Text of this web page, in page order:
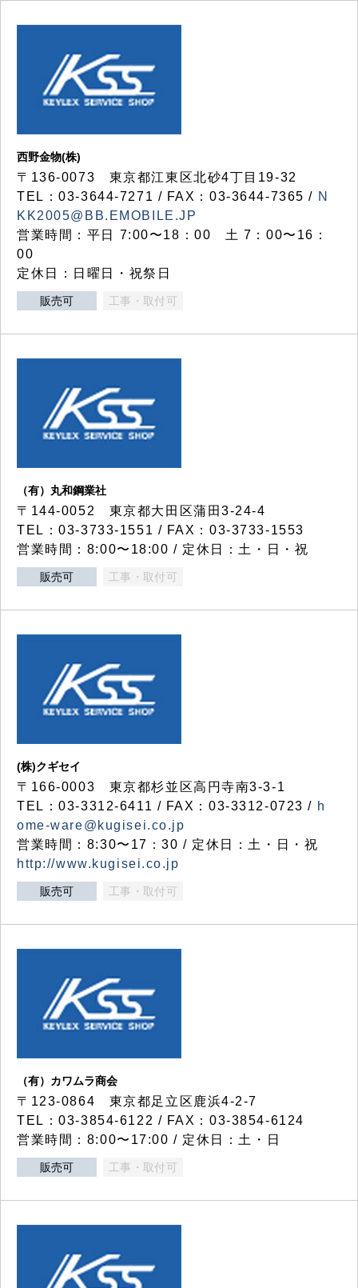
西野金物(株)
〒136-0073 東京都江東区北砂4丁目19-32
TEL：03‐3644‐7271 / FAX：03-3644-7365 / N
KK2005@BB.EMOBILE.JP
営業時間：平日 7:00〜18：00 土 7：00〜16：
00
定休日：日曜日・祝祭日
販売可 工事・取付可
（有）丸和鋼業社
〒144-0052 東京都大田区蒲田3-24-4
TEL：03-3733-1551 / FAX：03-3733-1553
営業時間：8:00〜18:00 / 定休日：土・日・祝
販売可 工事・取付可
(株)クギセイ
〒166-0003 東京都杉並区高円寺南3-3-1
TEL：03-3312-6411 / FAX：03-3312-0723 / h
ome-ware@kugisei.co.jp
営業時間：8:30〜17：30 / 定休日：土・日・祝
http://www.kugisei.co.jp
販売可 工事・取付可
（有）カワムラ商会
〒123-0864 東京都足立区鹿浜4-2-7
TEL：03-3854-6122 / FAX：03-3854-6124
営業時間：8:00〜17:00 / 定休日：土・日
販売可 工事・取付可